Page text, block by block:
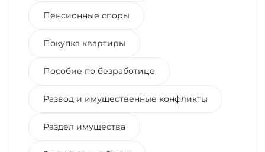
Пенсионные споры
Покупка квартиры
Пособие по безработице
Развод и имущественные конфликты
Раздел имущества